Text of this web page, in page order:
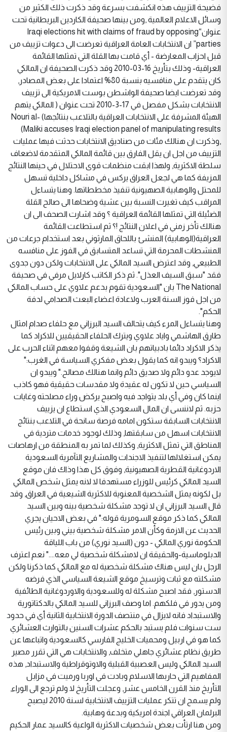
فضيحة التزييف هذه انكشفت بسرعة وقد ذكرت ذلك الكثير من
وسائل الاعلام العالمية ,ومن بينها صحيفة الكاردين البريطانية تحت
عنوان“Iraqi elections hit with claims of fraud by opposing
parties” ان الانتخابات العامة العراقية تعرضت الى دعوات تزييف من
قبل احزاب المعارضة - أي قامت بها القلة التي تمثلها القائمة
العراقية- وذلك بتأريخ 16-03-2010 وقد ذكرت الصحيفة ان المالكي
كان يتقدم على منافسيه بنسبة 80% اعتمادا على بعض المصادر,
وقد تعرضت ايضا صحيفة الواشطن بوست الامريكية الى تزييف
الانتخابات بشكل مفصل في 17-3-2010 تحت عنوان ( المالكي يتهم
الهيئة المشرفة على الانتخابات العراقية بالتلاعب بنتائجها) Nouri al-
Maliki accuses Iraqi election panel of manipulating results)
,وذكرت ان هنالك مئات من صناديق الانتخابات حدثت فيها عمليات
التزييف من اجل ان يقل الفارق بين قائمة المالكي المتقدمة لاضعاف
سلطة الاكثرية, ولهذا ابقت منظمات قوى الاحتلال في حينها النتائج
المزيفة كما هي لجعل العراق يركس في مشاكل داخلية تسهل
للمحتل والوهابية الصهيونية تنفيذ مخططاتها. وهنا يتساءل
المراقب كيف تغيرت النسبة بين عشية وضحاها الى صالح القلة
الضئيلة التي تمثلها القائمة العراقية ؟ وقد اشارت الصحف الى ان
هنالك تأخر زمني في اعلان النتائج !؟ ثم استطاعت القائمة
العراقية(الوهابية) المنشئ باللحاق المارثوني بعد استخدام جرعات من
المنشطات المحرمة التي تساعد المتسابق في الفوز على منافسه
الطبيعي, وقد اعترض السيد المالكي على الانتخابات ولكن دون جدوى
فقد "سبق السيف العذل". ثم ذكر الكاتب كارلايل مرفي في صحيفة
The National بان "السعودية تقوم بدعم علاوي على حساب المالكي
من اجل فوز السنة العرب ولاعادة اعضاء البعث الصدامي لدفة
الحكم".
وهنا يتساءل المرء كيف يتحالف السيد البرزاني مع حلفاء صدام امثال
طارق الهاشمي واياد علاوي ويترك الحلفاء الحقيقيين للاكراد كما
يذكر الاكراد دائما بادبياتهم بان الشيعة وقفوا معهم اثناء الحرب على
الاكراد؟ ويبدو انه كما يقول بعض مفكري السياسة في الغرب:"
لايوجد عدو دائم ولا صديق دائم وانما هنالك مصالح." ويبدو ان
السياسي حين لا تكون له عقيدة ولا مقدسات حقيقية فهو كاذب
اينما كان وفي أي بلد يتواجد فيه واصبح يركض وراء مصلحته وغايات
حزبه. ثم لاننسى ان المال السعودي الذي استطاع ان يزييف
الانتخابات السابقة ستكون امامه فرصة سانحة في التلاعب بنتائج
الانتخابات اسهل من سابقتها, وذلك لوجود خدمات متردية في
المناطق التي تمثل الاكثرية, وكذلك لما تمر به المنطقة من ارهاصات
يمكن استغلالها لتنفيذ الاجندات والمشاريع التآمرية السعودية
الاردوغانية القطرية الصهيونية, وفوق كل هذا وذاك فان موقع
السيد المالكي كرئيس للوزراء مستهدفا لا لانه يمثل شخص المالكي
بل لكونه يمثل الشخصية المعنوية للاكثرية الشيعية في العراق, وقد
قال السيد البرزاني ان لا توجد مشكلة شخصية بينه وبين السيد
المالكي كما ذكر موقع السومرية قوله:" في بعض الاحيان يجري
الحديث عن الازمة وكأن الامر مشكلة شخصية بيني وبين رئيس
الحكومة نوري المالكي - دون (السيد نوري) من باب اللياقة
الدبلوماسية-والحقيقة ان لامشكلة شخصية لي معه...." نعم اعترف
الرجل بان ليس هناك مشكلة شخصية له مع المالكي كما ذكرنا ولكن
مشكلته مع ثبات وترسيخ موقع الشيعة السياسي الذي فرضه
الدستور, فقد اصبح مشكلة له وللسعودية والاوردوغانية الطائفية
ومن يدور في فلكهم. اما وصف البرزاني للسيد المالكي بالدكتاتورية
والاستبداد فانه لايزال في منتصف الدورة الانتخابية الثانية أي في حدود
ست سنوات فلم يستبد بالحكم عشرات السنين بالتوارث العشائري
كما هو في اربيل ومحميات الخليج الفارسي كالسعودية واتباعها عن
طريق نظام عشائري جاهلي متخلف, والانتخابات هي التي تقرر مصير
السيد المالكي وليس العصبية القبلية والاوتوقراطية والاستبداد, هذه
المفاهيم التي حاربها الاسلام وبادت في اوربا ورميت في مزابل
التأريخ منذ القرن الخامس عشر, وعجلت التأريخ لا ولم ترجع الى الوراء,
ولم يسمح ان تتكر عمليات التزييف الانتخابية لسنة 2010 ليصبح
البرلمان العراقي اجندة امريكية وبدعة وهابية.
ومن هنا ارتأت بعض شخصيات الاكثرية الواعية كالسيد عمار الحكيم